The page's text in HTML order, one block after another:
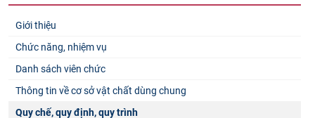
Giới thiệu
Chức năng, nhiệm vụ
Danh sách viên chức
Thông tin về cơ sở vật chất dùng chung
Quy chế, quy định, quy trình